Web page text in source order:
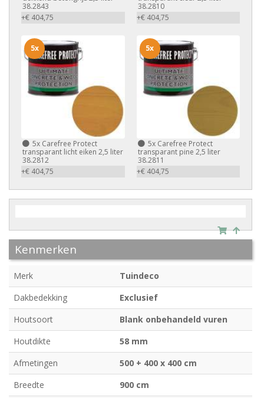
38.2843
+€ 404,75
38.2810
+€ 404,75
5x Carefree Protect
transparant licht eiken 2,5 liter
38.2812
+€ 404,75
5x
5xCarefree Protect
transparant pine 2,5 liter
38.2811
+€ 404,75
5x
Kenmerken
Merk
Tuindeco
Dakbedekking
Exclusief
Houtsoort
Blank onbehandeld vuren
Houtdikte
58 mm
Afmetingen
500 + 400 x 400 cm
Breedte
900 cm